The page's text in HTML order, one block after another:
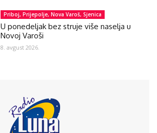
Priboj, Prijepolje, Nova Varoš, Sjenica
U ponedeljak bez struje više naselja u
Novoj Varoši
8. avgust 2026.